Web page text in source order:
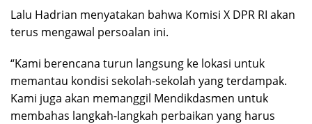
Lalu Hadrian menyatakan bahwa Komisi X DPR RI akan
terus mengawal persoalan ini.
“Kami berencana turun langsung ke lokasi untuk
memantau kondisi sekolah-sekolah yang terdampak.
Kami juga akan memanggil Mendikdasmen untuk
membahas langkah-langkah perbaikan yang harus